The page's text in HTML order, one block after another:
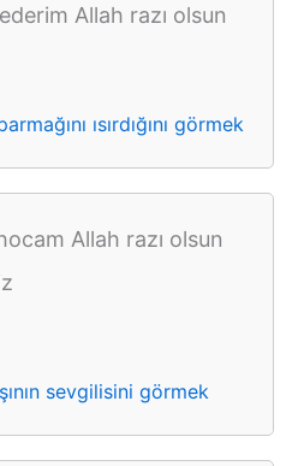
Allah razı olsun
ısırdığını görmek
Allah razı olsun
sevgilisini görmek